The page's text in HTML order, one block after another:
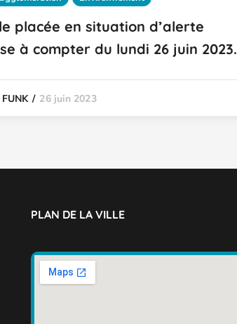
placée en situation d’alerte
à compter du lundi 26 juin 2023.
26 juin 2023
PLAN DE LA VILLE